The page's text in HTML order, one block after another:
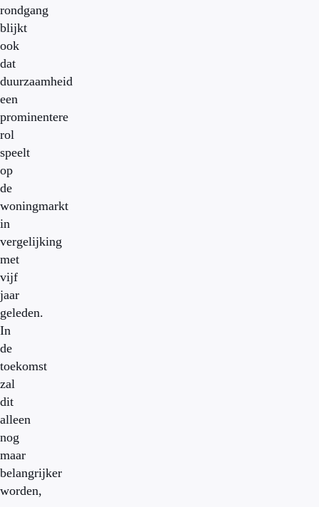
rondgang
blijkt
ook
dat
duurzaamheid
een
prominentere
rol
speelt
op
de
woningmarkt
in
vergelijking
met
vijf
jaar
geleden.
In
de
toekomst
zal
dit
alleen
nog
maar
belangrijker
worden,